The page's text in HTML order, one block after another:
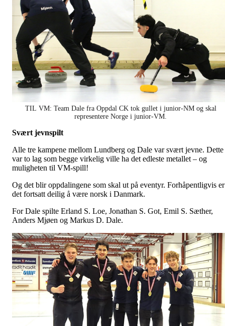
TIL VM: Team Dale fra Oppdal CK tok gullet i junior-NM og skal
representere Norge i junior-VM.
Svært jevnspilt
Alle tre kampene mellom Lundberg og Dale var svært jevne. Dette
var to lag som begge virkelig ville ha det edleste metallet – og
muligheten til VM-spill!
Og det blir oppdalingene som skal ut på eventyr. Forhåpentligvis er
det fortsatt deilig å være norsk i Danmark.
For Dale spilte Erland S. Loe, Jonathan S. Got, Emil S. Sæther,
Anders Mjøen og Markus D. Dale.